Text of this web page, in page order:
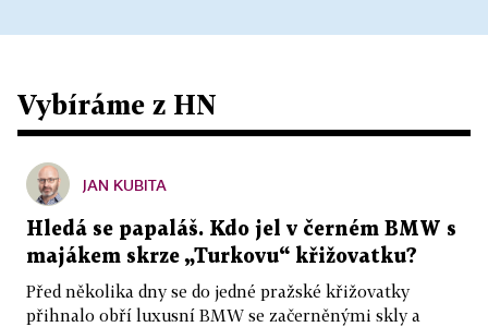
Vybíráme z HN
JAN KUBITA
Hledá se papaláš. Kdo jel v černém BMW s
majákem skrze „Turkovu“ křižovatku?
Před několika dny se do jedné pražské křižovatky
přihnalo obří luxusní BMW se začerněnými skly a